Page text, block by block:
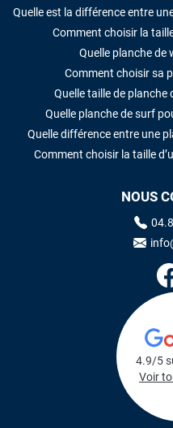
Quelle est la différence entre
Comment choisir la
Quelle planche de
Comment choisir sa
Quelle taille de
Quelle planche de surf
Quelle différence entre une
Comment choisir la taille
NOUS
4.9/5
Voir